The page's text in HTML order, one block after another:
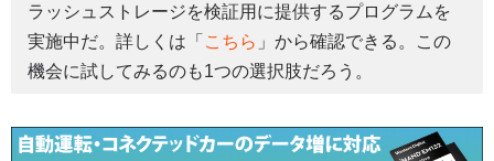
ラッシュストレージを検証用に提供するプログラムを
実施中だ。詳しくは「 こちら 」から確認できる。この
機会に試してみるのも1つの選択肢だろう。